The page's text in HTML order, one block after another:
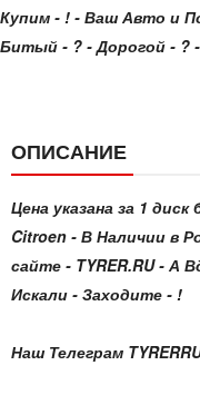
Купим - ! - Ваш Авто и
Битый - ? - Дорогой - ?
ОПИСАНИЕ
Цена указана за 1
Citroen - В Наличии в
сайте - TYRER.RU - А
Искали - Заходите - !
Наш Телеграм